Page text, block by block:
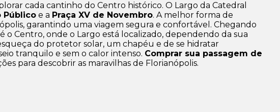
cada cantinho do Centro histórico. O Largo da Catedral
Público e a Praça XV de Novembro. A melhor forma de
garantindo uma viagem segura e confortável. Chegando
Centro, onde o Largo está localizado, dependendo da sua
do protetor solar, um chapéu e de se hidratar
tranquilo e sem o calor intenso. Comprar sua passagem de
para descobrir as maravilhas de Florianópolis.